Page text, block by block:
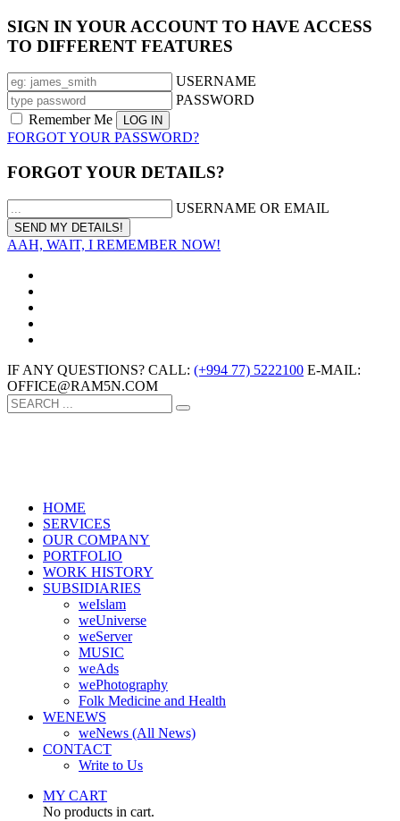
SIGN IN YOUR ACCOUNT TO HAVE ACCESS
TO DIFFERENT FEATURES
USERNAME
PASSWORD
Remember Me
FORGOT YOUR PASSWORD?
FORGOT YOUR DETAILS?
USERNAME OR EMAIL
AAH, WAIT, I REMEMBER NOW!
IF ANY QUESTIONS? CALL: (+994 77) 5222100 E-MAIL:
OFFICE@RAM5N.COM
HOME
SERVICES
OUR COMPANY
PORTFOLIO
WORK HISTORY
SUBSIDIARIES
weIslam
weUniverse
weServer
MUSIC
weAds
wePhotography
Folk Medicine and Health
WENEWS
weNews (All News)
CONTACT
Write to Us
MY CART
No products in cart.